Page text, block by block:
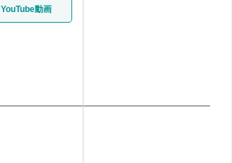
YouTube動画